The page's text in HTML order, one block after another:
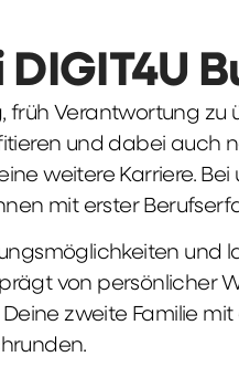
früh Verantwortung
und dabei auch
weitere Karriere.
mit erster
und
von persönlicher
zweite Familie